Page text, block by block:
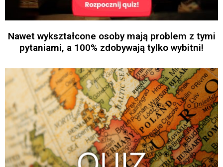
Nawet wykształcone osoby mają problem z tymi
pytaniami, a 100% zdobywają tylko wybitni!